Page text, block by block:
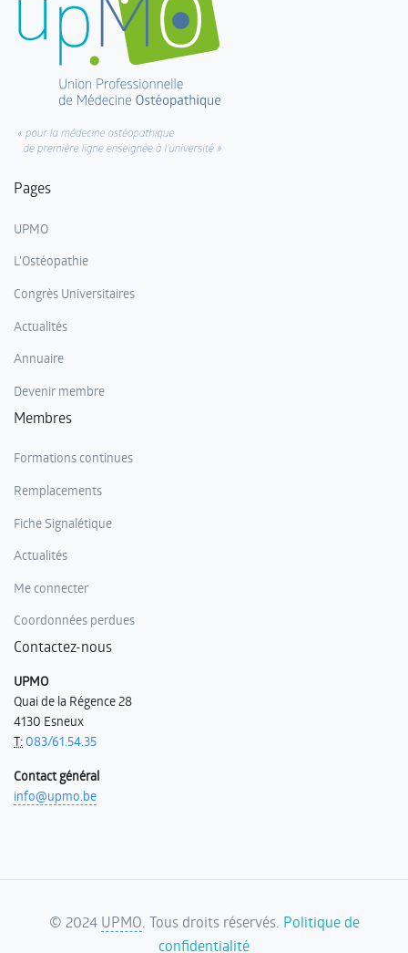
Pages
UPMO
L'Ostéopathie
Congrès Universitaires
Actualités
Annuaire
Devenir membre
Membres
Formations continues
Remplacements
Fiche Signalétique
Actualités
Me connecter
Coordonnées perdues
Contactez-nous
UPMO
Quai de la Régence 28
4130 Esneux
T: 083/61.54.35
Contact général
info@upmo.be
© 2024 UPMO . Tous droits réservés. Politique de
confidentialité